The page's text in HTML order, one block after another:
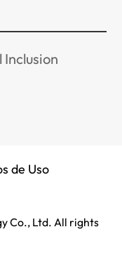
Inclusion
Co., Ltd. All rights
de Uso